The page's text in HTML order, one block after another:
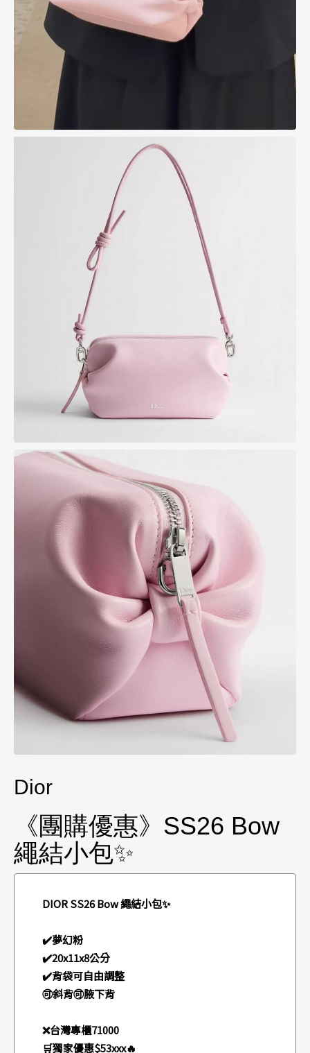
Dior
《團購優惠》SS26 Bow
繩結小包✨
DIOR SS26 Bow 繩結小包✨
✔️夢幻粉
✔️20x11x8公分
✔️背袋可自由調整
🉑斜背🉑腋下背
❌台灣專櫃71000
🛒獨家優惠$53xxx🔥